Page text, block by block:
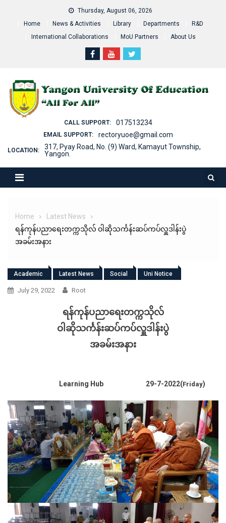
Thursday, August 06, 2026
Home
News & Activities Library Departments
R&D
International Collaborations
MoU Partners About Us
CALL SUPPORT: 017513234
EMAIL SUPPORT: rectoryuoe@gmail.com
LOCATION:
317, Pyay Road, No. (9) Ward, Kamayut Township,
Yangon.
Home
Latest News
ရန်ကုန်ပညာရေးတက္ကသိုလ် ဝါဆိုသင်္ကန်းဆပ်ကပ်လှူဒါန်းပွဲ
အခမ်းအနား
Academic Latest News Social Uni Notice
July 29, 2022 Root
ရန်ကုန်ပညာရေးတက္ကသိုလ်
ဝါဆိုသင်္ကန်းဆပ်ကပ်လှူဒါန်းပွဲ
အခမ်းအနား
Learning Hub29-7-2022(Friday)